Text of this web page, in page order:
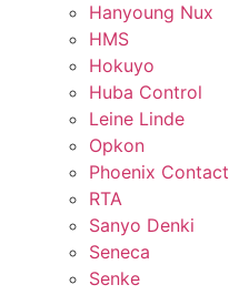
Hanyoung Nux
HMS
Hokuyo
Huba Control
Leine Linde
Opkon
Phoenix Contact
RTA
Sanyo Denki
Seneca
Senke